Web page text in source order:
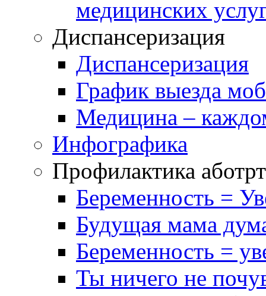
медицинских
Диспансеризация
Диспансеризация
График выезда
Медицина –
Инфографика
Профилактика
Беременность =
Будущая мама
Беременность =
Ты ничего не